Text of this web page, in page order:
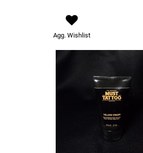
Agg. Wishlist